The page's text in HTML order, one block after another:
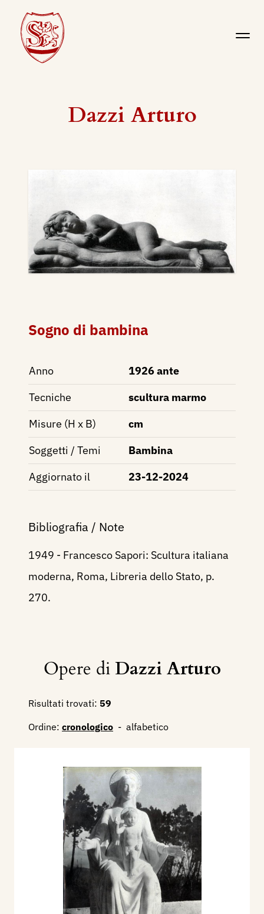
Dazzi Arturo
Sogno di bambina
Anno
1926 ante
Tecniche
scultura marmo
Misure (H x B)
cm
Soggetti / Temi
Bambina
Aggiornato il
23-12-2024
Bibliografia / Note
1949 - Francesco Sapori: Scultura italiana
moderna, Roma, Libreria dello Stato, p.
270.
Opere diDazzi Arturo
Risultati trovati: 59
Ordine: cronologico - alfabetico